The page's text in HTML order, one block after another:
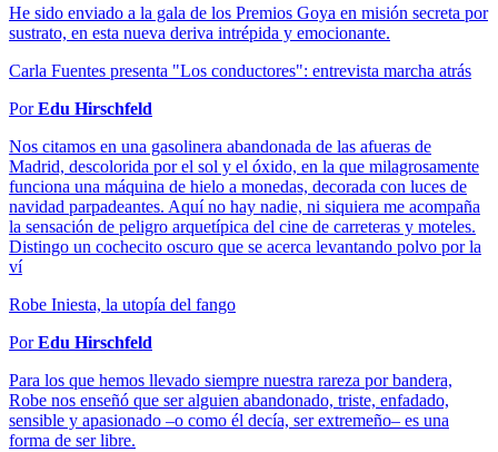
He sido enviado a la gala de los Premios Goya en misión secreta por
sustrato, en esta nueva deriva intrépida y emocionante.
Carla Fuentes presenta "Los conductores": entrevista marcha atrás
PorEdu Hirschfeld
Nos citamos en una gasolinera abandonada de las afueras de
Madrid, descolorida por el sol y el óxido, en la que milagrosamente
funciona una máquina de hielo a monedas, decorada con luces de
navidad parpadeantes. Aquí no hay nadie, ni siquiera me acompaña
la sensación de peligro arquetípica del cine de carreteras y moteles.
Distingo un cochecito oscuro que se acerca levantando polvo por la
ví
Robe Iniesta, la utopía del fango
PorEdu Hirschfeld
Para los que hemos llevado siempre nuestra rareza por bandera,
Robe nos enseñó que ser alguien abandonado, triste, enfadado,
sensible y apasionado –o como él decía, ser extremeño– es una
forma de ser libre.